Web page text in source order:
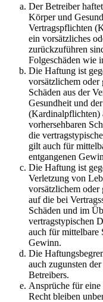
Der Betreiber
Körper und
Vertragspflichten
ein vorsätzliches
zurückzuführen
Folgeschäden wie
Die Haftung ist
vorsätzlichem oder
Schäden aus der
Gesundheit und
(Kardinalpflichten)
vorhersehbaren
die
gilt auch für
entgangenen
Die Haftung ist
Verletzung von
vorsätzlichem oder
auf die bei
Schäden und im
vertragstypischen
auch für mittelbare
Gewinn.
Die
auch zugunsten
Betreibers.
Ansprüche für
Recht bleiben